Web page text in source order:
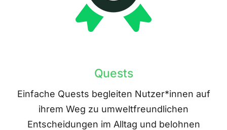
Quests
Einfache Quests begleiten Nutzer*innen auf
ihrem Weg zu umweltfreundlichen
Entscheidungen im Alltag und belohnen